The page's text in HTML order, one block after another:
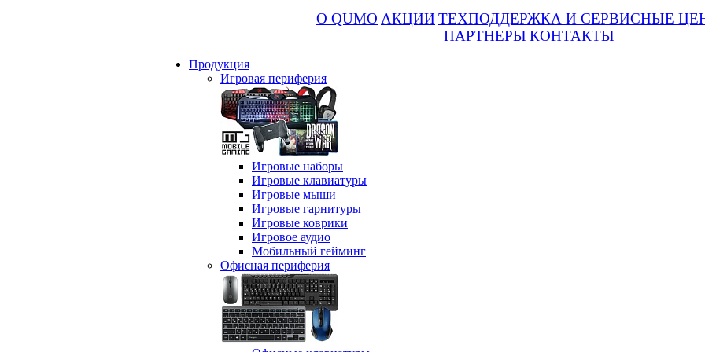
О QUMO АКЦИИ ТЕХПОДДЕРЖКА И СЕРВИСНЫЕ
ПАРТНЕРЫ КОНТАКТЫ
Продукция
Игровая периферия
Игровые наборы
Игровые клавиатуры
Игровые мыши
Игровые гарнитуры
Игровые коврики
Игровое аудио
Мобильный гейминг
Офисная периферия